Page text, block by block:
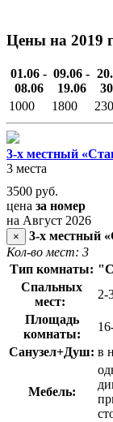
Цены на 2019
01.06 -
08.06
09.06 -
19.06
1000
1800
3-х местный
3 места
3500 руб.
цена за номер
на Август 2026
×
3-х местный
Кол-во мест: 3
Тип комнаты:
Спальных
мест:
2-
Площадь
комнаты:
Санузел+Душ: в
Мебель: